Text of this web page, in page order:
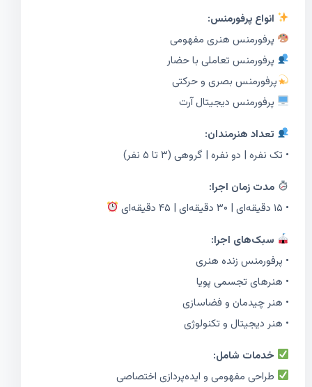
انواع پرفورمنس:
پرفورمنس هنری مفهومی
پرفورمنس تعاملی با حضار
پرفورمنس بصری و حرکتی
پرفورمنس دیجیتال آرت
تعداد هنرمندان:
• تک نفره | دو نفره | گروهی (۳ تا ۵ نفر)
مدت زمان اجرا:
• ۱۵ دقیقه‌ای | ۳۰ دقیقه‌ای | ۴۵ دقیقه‌ای
سبک‌های اجرا:
• پرفورمنس زنده هنری
• هنرهای تجسمی پویا
• هنر چیدمان و فضاسازی
• هنر دیجیتال و تکنولوژی
خدمات شامل:
طراحی مفهومی و ایده‌پردازی اختصاصی